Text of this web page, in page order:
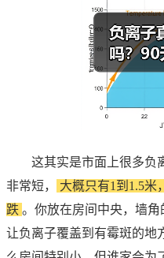
这其实是市面上很多负
非常短，
大概只有1到1.5米
跌 。你放在房间中央，墙
让负离子覆盖到有霉斑的地